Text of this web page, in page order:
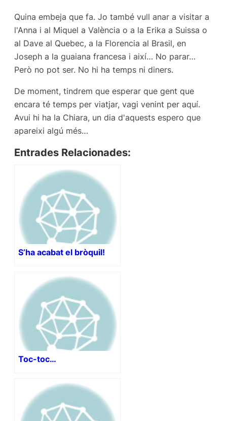
Quina embeja que fa. Jo també vull anar a visitar a
l'Anna i al Miquel a València o a la Erika a Suissa o
al Dave al Quebec, a la Florencia al Brasil, en
Joseph a la guaiana francesa i així… No parar…
Però no pot ser. No hi ha temps ni diners.
De moment, tindrem que esperar que gent que
encara té temps per viatjar, vagi venint per aquí.
Avui hi ha la Chiara, un dia d'aquests espero que
apareixi algú més…
Entrades Relacionades:
S’ha acabat el bròquil!
Toc-toc…